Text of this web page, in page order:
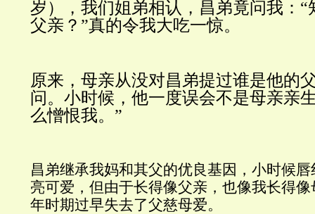
岁），我们姐弟相认，昌弟竟问我：“
父亲？”真的令我大吃一惊。
原来，母亲从没对昌弟提过谁是他的
问。小时候，他一度误会不是母亲亲
么憎恨我。”
昌弟继承我妈和其父的优良基因，小时候
亮可爱，但由于长得像父亲，也像我长得
年时期过早失去了父慈母爱。